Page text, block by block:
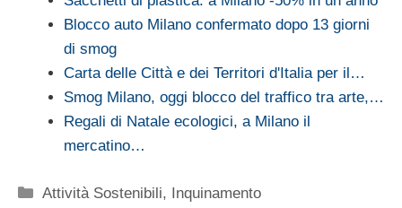
Blocco auto Milano confermato dopo 13 giorni
di smog
Carta delle Città e dei Territori d'Italia per il…
Smog Milano, oggi blocco del traffico tra arte,…
Regali di Natale ecologici, a Milano il
mercatino…
Categorie
Attività Sostenibili, Inquinamento